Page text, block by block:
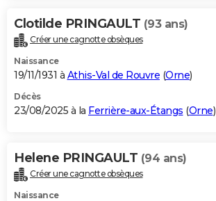
Carte de Noël
Carte Bonne année
Carte Saint-Valentin
Carte Pâques
Carte d'anniversaire
DICTIONNAIRE
Dictionnaire
Biographies
Citations
Expressions
Proverbes
PROGRAMME TV
S'inscrire
Se connecter
Lycées
Collèges
Primaires
Universités
Entreprises
Service militaire
Avis de recherche
AVIS DE DÉCÈS
Bricolage
Lifestyle
Culture
Sport
Auto
Television
Voyage
Cinema
Clotilde PRINGAULT (93 ans)
Créer une cagnotte obsèques
Naissance
19/11/1931 à Athis-Val de Rouvre (Orne)
Décès
23/08/2025 à la Ferrière-aux-Étangs (Orne)
Helene PRINGAULT (94 ans)
Créer une cagnotte obsèques
Naissance